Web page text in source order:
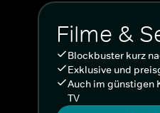
Filme &
Blockbuster kurz
Exklusive und
Auch im günstigen
TV